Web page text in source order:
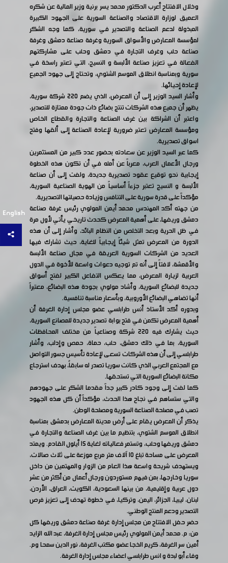
English
وخلال الافتتاح أعرب الدكتور محمد يسر برنية وزير المالية عن شكره
العميق لوزارة الاقتصاد والصناعة السورية على الجهود الكبيرة
المبذولة لدعم الصناعة والتصدير في سورية، كما وجه الشكر
لمؤسسة المعارض والأسواق السورية وغرفة صناعة دمشق وغرفة
صناعة حلب وغرف التجارة في دمشق وحلب على مشاركتهم
الفعالة في تعزيز صناعة الألبسة و النسيج، التي تعتبر راسخة في
سورية وبمناسبة انطلاق الموسم الشتوي، وتحتاج إلى جهود الجميع
لإعادة إحيائها.
وأشار السيد الوزير إلى أن المعرض، الذي يضم 220 شركة سورية،
يظهر أن جميع هذه الشركات تنتج بضائع ذات جودة ممتازة للتصدير،
واعتبر أن الشراكة بين غرف الصناعة والتجارة والقطاع الخاص
ومؤسسة المعارض تعتبر ضرورية لإعادة الصناعة إلى ألقها وفتح
اسواق تصديرية.
كما عبر السيد الوزير عن سعادته بحضور عدد كبير من المستثمرين
ورجال الأعمال العرب، معرباً عن أمله في أن تكون هذه الخطوة
إيجابية نحو توقيع عقود تصديرية جديدة، ولفت إلى أن صناعة
الألبسة و النسيج تعتبر جزءاً أساسياً من الهوية الصناعية السورية،
مؤكداً على قدرة سورية على التنافس وزيادة حصيلتها التصديرية.
من جهته أكد المهندس محمد أيمن المولوي رئيس غرفة صناعة
دمشق وريفها، على أهمية المعرض كحدث تاريخي يأتي لأول مرة
في ظل الحرية وبعد التخلص من النظام البائد، وأشار إلى أن هذه
الدورة من المعرض تمثل شيئاً إيجابياً للغاية، حيث تشارك فيها
العديد من الشركات السورية العريقة في مجال صناعة الألبسة
والأقمشة، لافتاً إلى أنه تم توجيه دعوات واسعة للأخوة في الدول
العربية لزيارة المعرض، مما يعكس التفاعل الكبير لفتح أسواق
جديدة للبضائع السورية، وأشاد مولوي بجودة هذه البضائع، معتبراً
أنها تضاهي البضائع الأوروبية، وبأسعار مناسبة تنافسية.
وبدوره أكد الأستاذ أنس طرابلسي عضو مجلس إدارة الغرفة أن
أهمية المعرض تكمن في فتح بوابة تصدير جديدة للمصانع السورية،
حيث يشارك فيه 220 شركة وصناعياً من مختلف المحافظات
السورية، بما في ذلك دمشق، حلب، حماة، حمص وإدلب، وأشار
طرابلسي إلى أن هذه الشركات تسعى لإعادة تأسيس جسور التواصل
مع المجتمع العربي الذي كانت سوريا تصدر له سابقاُ، بهدف استرجاع
مكانة البضائع السورية التي تستحقها.
كما لفت إلى وجود كادر كبير جداً مقدما الشكر على جهودهم
والتي ستساهم في نجاح هذا الحدث، مؤكداً أن كل هذه الجهود
تصب في مصلحة الصناعة السورية ومصلحة الوطن.
يذكر أن المعرض يقام على أرض مدينة المعارض بدمشق بمناسبة
انطلاق الموسم الشتوي، بتنظيم ما بين غرف الصناعة والتجارة في
دمشق وريفها وحلب، وتستمر فعالياته لغاية 15 أيلول القادم. ويمتد
المعرض على مساحة تبلغ 10 آلاف متر مربع موزعة على ثلاث صالات،
ويستهدف شريحة واسعة هذا العام من الزوار والمهتمين من داخل
سوريا وخارجها، بمن فيهم مستوردون ورجال أعمال من أكثر من عشر
دول عربية وإقليمية، من بينها السعودية، الكويت، العراق، الأردن،
لبنان، ليبيا، الجزائر، اليمن، وتركيا، في خطوة تهدف إلى تعزيز فرص
التصدير ودعم المنتج الوطني.
حضر حفل الافتتاح من مجلس إدارة غرفة صناعة دمشق وريفها كل
من: م. محمد أيمن المولوي رئيس مجلس إدارة الغرفة، عبد الله الزايد
أمين سر الغرفة، كريم الخجا عضو مكتب الغرفة، نور الدين سمحا وم.
وفاء أبو لبدة و انس طرابلسي اعضاء مجلس إدارة الغرفة.